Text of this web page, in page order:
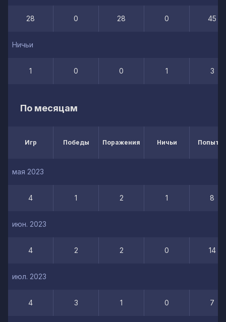
28 0 28 0 45
Ничьи
1 0 0 1 3
По месяцам
Игр Победы Поражения Ничьи
мая 2023
4 1 2 1 8
июн. 2023
4 2 2 0 14
июл. 2023
4 3 1 0 7